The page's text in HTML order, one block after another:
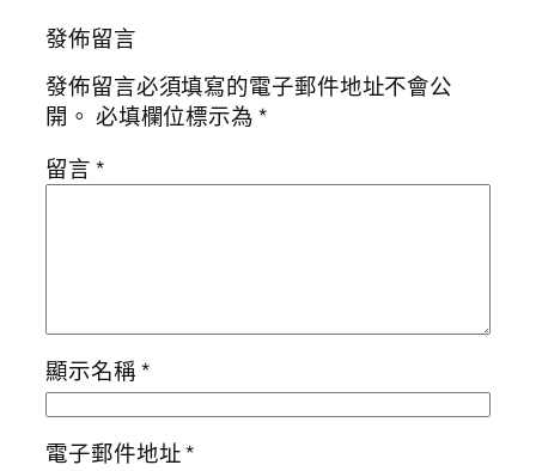
發佈留言
發佈留言必須填寫的電子郵件地址不會公
開。 必填欄位標示為*
留言*
顯示名稱*
電子郵件地址*